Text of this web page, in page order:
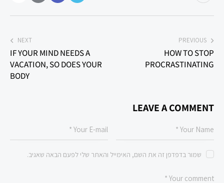
PREVIOUS
HOW TO STOP
PROCRASTINATING
NEXT
IF YOUR MIND NEEDS A
VACATION, SO DOES YOUR
BODY
LEAVE A COMMENT
שמור בדפדפן זה את השם, האימייל והאתר שלי לפעם הבאה שאגיב.